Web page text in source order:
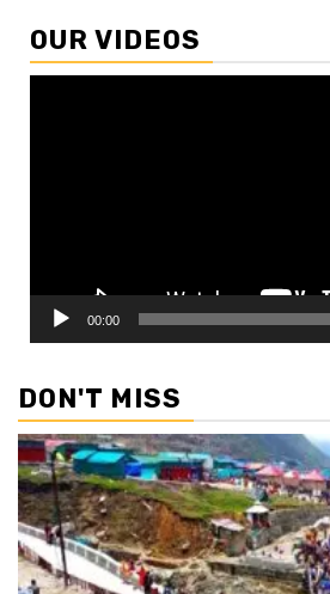
OUR VIDEOS
00:00
DON'T MISS